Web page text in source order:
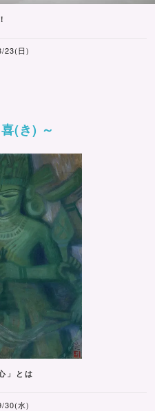
23(日)
(き) ～
」とは
30(水)